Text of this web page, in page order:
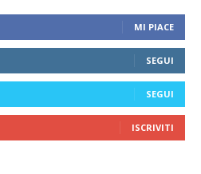
MI PIACE
SEGUI
SEGUI
ISCRIVITI